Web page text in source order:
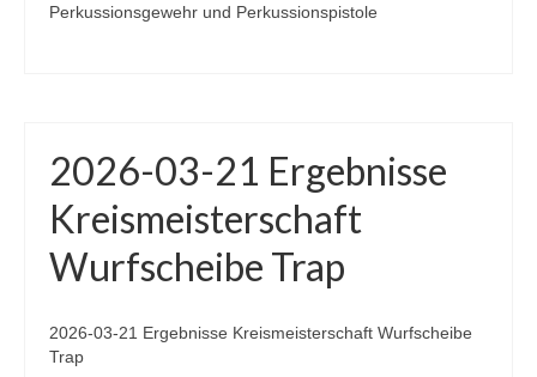
Perkussionsgewehr und Perkussionspistole
2026-03-21 Ergebnisse
Kreismeisterschaft
Wurfscheibe Trap
2026-03-21 Ergebnisse Kreismeisterschaft Wurfscheibe
Trap